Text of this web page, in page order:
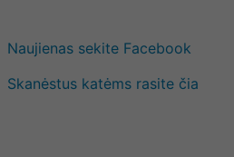
Naujienas sekite Facebook
Skanėstus katėms rasite čia